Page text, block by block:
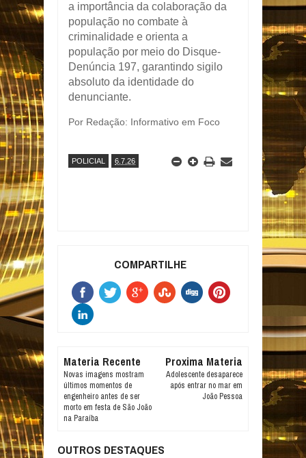
a importância da colaboração da
população no combate à
criminalidade e orienta a
população por meio do Disque-
Denúncia 197, garantindo sigilo
absoluto da identidade do
denunciante.
Por Redação: Informativo em Foco
POLICIAL 6.7.26
COMPARTILHE
Materia Recente
Novas imagens mostram
últimos momentos de
engenheiro antes de ser
morto em festa de São João
na Paraíba
Proxima Materia
Adolescente desaparece
após entrar no mar em
João Pessoa
OUTROS DESTAQUES